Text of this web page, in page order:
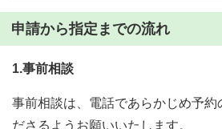
申請から指定までの流れ
1.事前相談
事前相談は、電話であらかじめ予約
ださるようお願いいたします。